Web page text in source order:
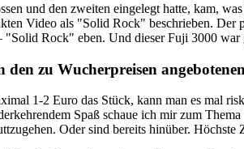
und den zweiten eingelegt hatte, kam,
Video als "Solid Rock" beschrieben.
Rock" eben. Und dieser Fuji 3000 war
zu Wucherpreisen
1-2 Euro das Stück, kann man es mal
Spaß schaue ich mir zum
Oder sind bereits hinüber.